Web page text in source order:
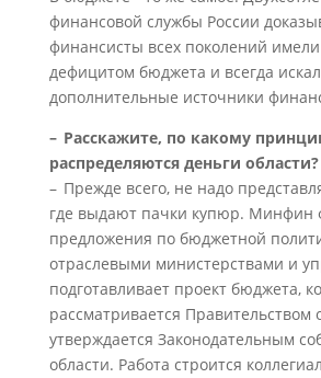
финансовой службы России
финансисты всех поколений имели
дефицитом бюджета и всегда
дополнительные источники
– Расскажите, по какому
распределяются деньги области?
– Прежде всего, не надо
где выдают пачки купюр. Минфин
предложения по бюджетной
отраслевыми министерствами и
подготавливает проект бюджета,
рассматривается Правительством
утверждается Законодательным
области. Работа строится